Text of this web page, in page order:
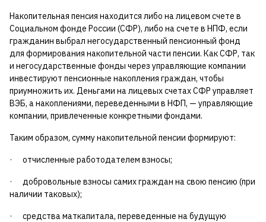
Накопительная пенсия находится либо на лицевом счете в
Социальном фонде России (СФР), либо на счете в НПФ, если
гражданин выбрал негосударственный пенсионный фонд
для формирования накопительной части пенсии. Как СФР, так
и негосударственные фонды через управляющие компании
инвестируют пенсионные накопления граждан, чтобы
приумножить их. Деньгами на лицевых счетах СФР управляет
ВЭБ, а накоплениями, переведенными в НФП, — управляющие
компании, привлеченные конкретными фондами.
Таким образом, сумму накопительной пенсии формируют:
· отчисленные работодателем взносы;
· добровольные взносы самих граждан на свою пенсию (при
наличии таковых);
· средства маткапитала, переведенные на будущую